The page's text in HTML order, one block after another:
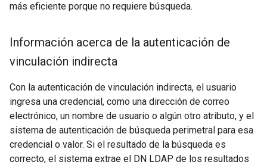
más eficiente porque no requiere búsqueda.
Información acerca de la autenticación de
vinculación indirecta
Con la autenticación de vinculación indirecta, el usuario
ingresa una credencial, como una dirección de correo
electrónico, un nombre de usuario o algún otro atributo, y el
sistema de autenticación de búsqueda perimetral para esa
credencial o valor. Si el resultado de la búsqueda es
correcto, el sistema extrae el DN LDAP de los resultados